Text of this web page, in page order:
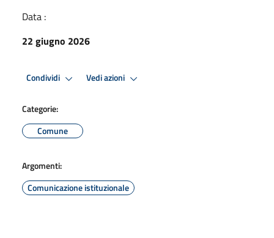
Data :
22 giugno 2026
Condividi Vedi azioni
Categorie:
Comune
Argomenti:
Comunicazione istituzionale